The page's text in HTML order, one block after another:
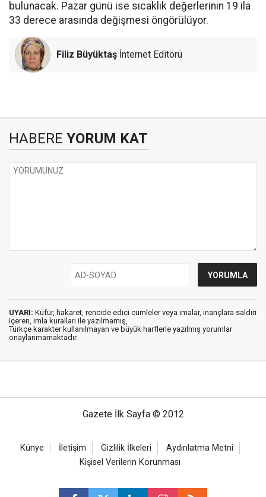
bulunacak. Pazar günü ise sıcaklık değerlerinin 19 ila
33 derece arasında değişmesi öngörülüyor.
Filiz Büyüktaş İnternet Editörü
HABERE YORUM KAT
UYARI: Küfür, hakaret, rencide edici cümleler veya imalar, inançlara saldırı
içeren, imla kuralları ile yazılmamış,
Türkçe karakter kullanılmayan ve büyük harflerle yazılmış yorumlar
onaylanmamaktadır.
Gazete İlk Sayfa © 2012
Künye İletişim Gizlilik İlkeleri
Aydınlatma Metni
Kişisel Verilerin Korunması